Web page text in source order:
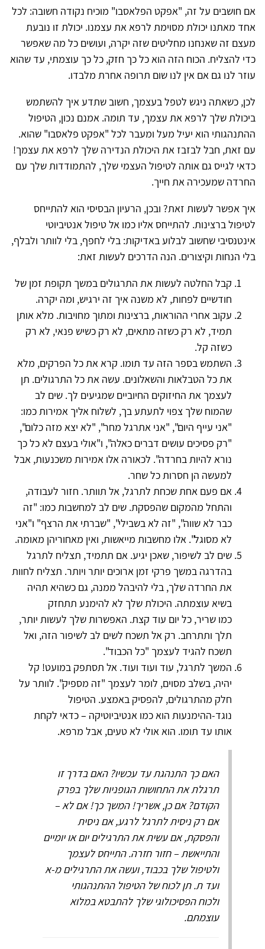
אם חושבים על זה, "אפקט הפלאסבו" מוכיח נקודה חשובה: לכל
אחד מאתנו יכולת מסוימת לרפא את עצמנו. יכולת זו נובעת
מעצם זה שאנחנו מחליטים שזה יקרה, ועושים כל מה שאפשר
כדי להצליח. הכוח הזה הוא כל כך חזק, כל כך עוצמתי, עד שהוא
עוזר לנו גם אם אין לנו שום תרופה אחרת מלבדו.
לכן, כשאתה ניגש לטפל בעצמך, חשוב שתדע איך להשתמש
ביכולת שלך לרפא את עצמך, עד תומה. אמנם נכון, הטיפול
ההתנהגותי הוא יעיל מעל ומעבר לכל "אפקט פלאסבו" שהוא.
עם זאת, חבל לבזבז את היכולת הנדירה שלך לרפא את עצמך!
כדאי לגייס גם אותה לטיפול העצמי שלך, להתמודדות שלך עם
החרדה שמעכירה את חייך.
איך אפשר לעשות זאת? ובכן, הרעיון הבסיסי הוא להתייחס
לטיפול ברצינות. להתייחס אליו כמו אל טיפול אנטיביוטי
אינטנסיבי שחשוב לבלוע באדיקות: בלי לחפף, בלי לוותר ולבלף,
בלי הנחות וקיצורים. הנה הדרכים לעשות זאת:
קבל החלטה לעשות את התרגולים במשך תקופת זמן של
חודשיים לפחות, לא משנה איך זה ירגיש, ומה יקרה.
עקוב אחרי ההוראות, ברצינות ומתוך מחויבות. מלא אותן
תמיד, לא רק כשזה מתאים, לא רק כשיש פנאי, לא רק
כשזה קל.
השתמש בספר הזה עד תומו. קרא את כל הפרקים, מלא
את כל הטבלאות והשאלונים. עשה את כל התרגולים. תן
לעצמך את החיזוקים החיוביים שמגיעים לך. שים לב
שהמוח שלך צפוי לתעתע בך, לשלוח אליך אמירות כמו:
"אני עייף היום", "אני אתרגל מחר", "לא יצא מזה כלום",
"רק פסיכים עושים דברים כאלה", ו"אולי בעצם לא כל כך
נורא להיות בחרדה". לכאורה אלו אמירות משכנעות, אבל
למעשה הן חסרות כל שחר.
אם פעם אחת שכחת לתרגל, אל תוותר. חזור לעבודה,
והתחל מהמקום שהפסקת. שים לב למחשבות כמו: "זה
כבר לא שווה", "זה לא בשבילי", "שברתי את הרצף" ו"אני
לא מסוגל". אלו מחשבות מייאשות, ואין מאחוריהן מאומה.
שים לב לשיפור, שאכן יגיע. אם תתמיד, תצליח לתרגל
בהדרגה במשך פרקי זמן ארוכים יותר ויותר. תצליח לחוות
את החרדה שלך, בלי להיבהל ממנה, גם כשהיא תהיה
בשיא עוצמתה. היכולת שלך לא להימנע תתחזק
כמו שריר, כל יום עוד קצת. האפשרות שלך לעשות יותר,
תלך ותתרחב. רק אל תשכח לשים לב לשיפור הזה, ואל
תשכח להגיד לעצמך "כל הכבוד".
המשך לתרגל, עוד ועוד ועוד. אל תסתפק במועט! קל
יהיה, בשלב מסוים, לומר לעצמך "זה מספיק". לוותר על
חלק מהתרגולים, להפסיק באמצע. הטיפול
נוגד-ההימנעות הוא כמו אנטיביוטיקה – כדאי לקחת
אותו עד תומו. הוא אולי לא טעים, אבל מרפא.
האם כך התנהגת עד עכשיו? האם בדרך זו
תרגלת את התחושות הגופניות שלך בפרק
הקודם? אם כן, אשריך! המשך כך! אם לא –
אם רק ניסית לתרגל לרגע, אם ניסית
והפסקת, אם עשית את התרגילים יום או יומיים
והתייאשת – חזור חזרה. התייחס לעצמך
ולטיפול שלך בכבוד, ועשה את התרגילים מ-א
ועד ת. תן לכוח של הטיפול ההתנהגותי
ולכוח הפסיכולוגי שלך להתבטא במלוא
עוצמתם.